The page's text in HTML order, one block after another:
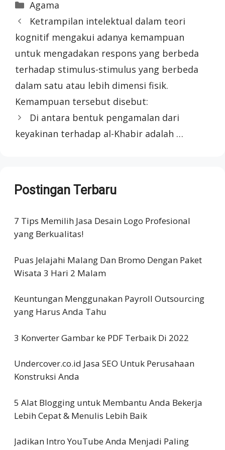
Categories
Agama
Ketrampilan intelektual dalam teori
kognitif mengakui adanya kemampuan
untuk mengadakan respons yang berbeda
terhadap stimulus-stimulus yang berbeda
dalam satu atau lebih dimensi fisik.
Kemampuan tersebut disebut:
Di antara bentuk pengamalan dari
keyakinan terhadap al-Khabir adalah …
Postingan Terbaru
7 Tips Memilih Jasa Desain Logo Profesional
yang Berkualitas!
Puas Jelajahi Malang Dan Bromo Dengan Paket
Wisata 3 Hari 2 Malam
Keuntungan Menggunakan Payroll Outsourcing
yang Harus Anda Tahu
3 Konverter Gambar ke PDF Terbaik Di 2022
Undercover.co.id Jasa SEO Untuk Perusahaan
Konstruksi Anda
5 Alat Blogging untuk Membantu Anda Bekerja
Lebih Cepat & Menulis Lebih Baik
Jadikan Intro YouTube Anda Menjadi Paling